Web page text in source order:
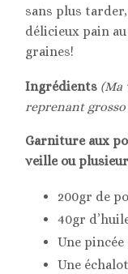
sans plus
délicieux pain
graines!
Ingrédients (Ma
reprenant grosso
Garniture aux
veille ou
200gr de
40gr
Une
Une